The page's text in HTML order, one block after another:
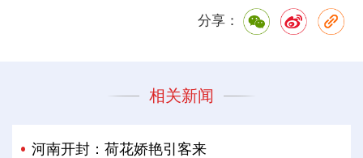
分享：
相关新闻
河南开封：荷花娇艳引客来